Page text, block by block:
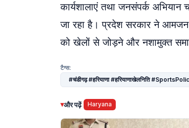
कार्यशालाएं तथा जनसंपर्क
जा रहा है। प्रदेश सरकार ने
को खेलों से जोड़ने और नशामुक्त समाज
टैग्स:
#चंडीगढ़ #हरियाणा #हरियाणाखेलनिति
▾और पढ़ें Haryana